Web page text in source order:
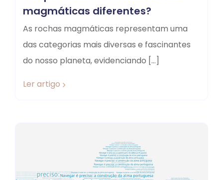
magmáticas diferentes?
As rochas magmáticas representam uma
das categorias mais diversas e fascinantes
do nosso planeta, evidenciando […]
Ler artigo